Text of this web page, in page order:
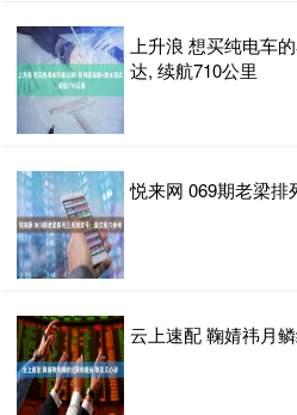
上升浪 想买纯电车
达, 续航710公里
悦来网 069期老梁
云上速配 鞠婧祎月